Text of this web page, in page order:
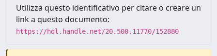
Utilizza questo identificativo per citare o creare un
link a questo documento:
https://hdl.handle.net/20.500.11770/152880